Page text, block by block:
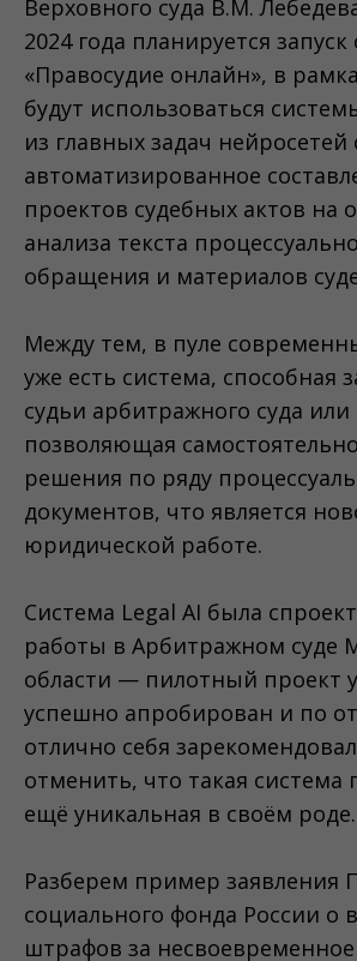
Верховного суда В.М.
2024 года планируется
«Правосудие онлайн», в
будут использоваться
из главных задач нейросетей
автоматизированное
проектов судебных актов на
анализа текста
обращения и материалов
Между тем, в пуле
уже есть система, способная
судьи арбитражного суда
позволяющая
решения по ряду
документов, что является
юридической работе.
Система Legal AI была
работы в Арбитражном суде
области — пилотный проект
успешно апробирован и по
отлично себя
отменить, что такая система
ещё уникальная в своём роде.
Разберем пример заявления
социального фонда России о
штрафов за несвоевременное